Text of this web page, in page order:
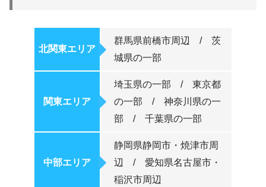
北関東エリア
群馬県前橋市周辺 / 茨
城県の一部
関東エリア
埼玉県の一部 / 東京都
の一部 / 神奈川県の一
部 / 千葉県の一部
中部エリア
静岡県静岡市・焼津市周
辺 / 愛知県名古屋市・
稲沢市周辺